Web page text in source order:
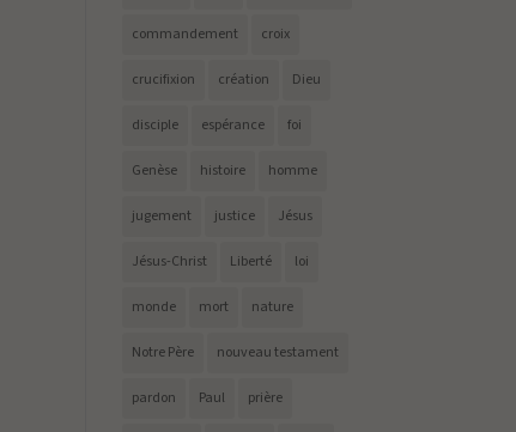
commandement croix
crucifixion création Dieu
disciple espérance foi
Genèse histoire homme
jugement justice Jésus
Jésus-Christ Liberté loi
monde mort nature
Notre Père nouveau testament
pardon Paul prière